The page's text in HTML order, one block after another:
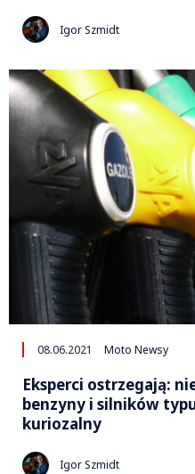
Igor Szmidt
08.06.2021 Moto Newsy
Eksperci ostrzegają:
benzyny i silników
kuriozalny
Igor Szmidt